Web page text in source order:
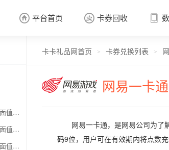
 平台首页  卡券回收
 卡券回收

网易一卡通兑换移动充值卡（面值千万别选错）
网易一卡通兑换联通充值卡（面值千万别选错）
网易一卡通兑换电信充值卡（面值千万别选错）
卡卡礼品网首页 > 卡券兑换列表 >
网易一卡通
网易一卡通，是网易公司为了
码9位，用户可在有效期内将点数